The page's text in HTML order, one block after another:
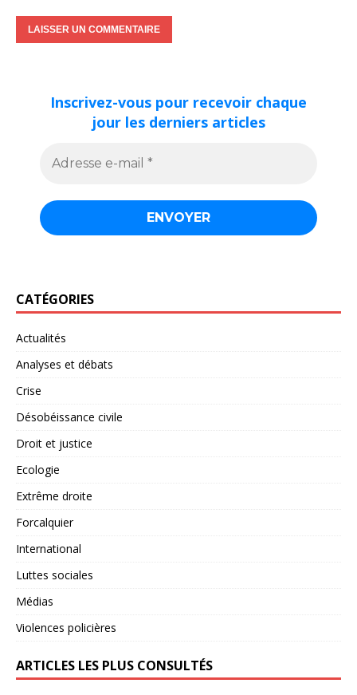
Inscrivez-vous pour recevoir chaque
jour les derniers articles
CATÉGORIES
Actualités
Analyses et débats
Crise
Désobéissance civile
Droit et justice
Ecologie
Extrême droite
Forcalquier
International
Luttes sociales
Médias
Violences policières
ARTICLES LES PLUS CONSULTÉS